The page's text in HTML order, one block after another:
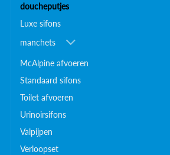
doucheputjes
Luxe sifons
manchets
McAlpine afvoeren
Standaard sifons
Toilet afvoeren
Urinoirsifons
Valpijpen
Verloopset